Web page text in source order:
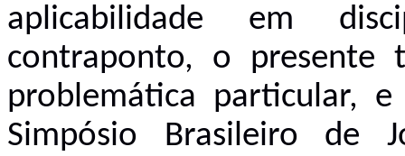
aplicabilidade em
contraponto, o presente
problemática particular,
Simpósio Brasileiro de